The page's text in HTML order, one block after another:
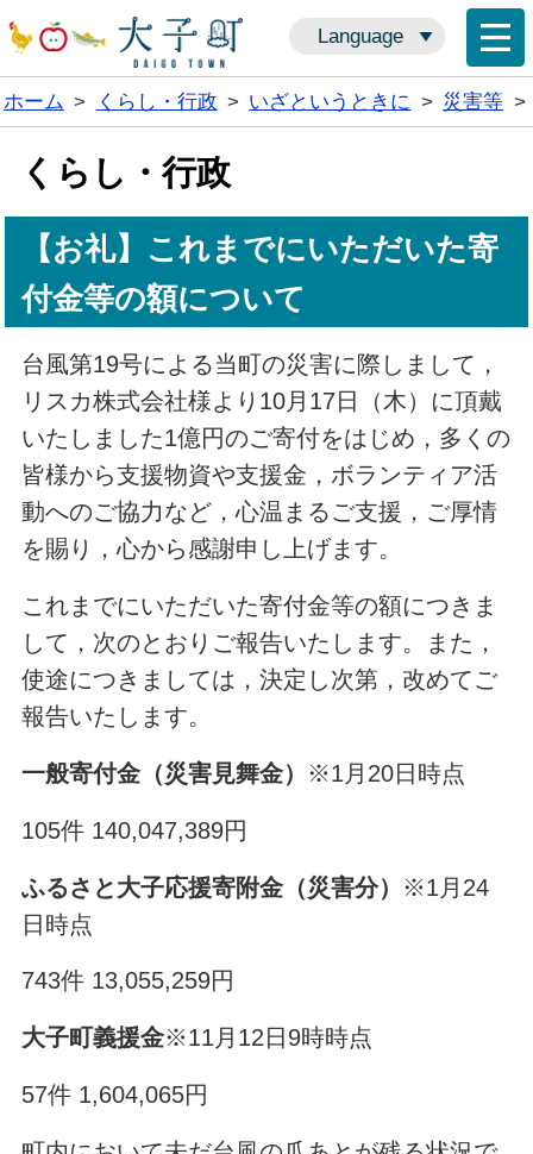
Language
ホーム > くらし・行政 > いざというときに > 災害等 >
くらし・行政
【お礼】これまでにいただいた寄
付金等の額について
台風第19号による当町の災害に際しまして，
リスカ株式会社様より10月17日（木）に頂戴
いたしました1億円のご寄付をはじめ，多くの
皆様から支援物資や支援金，ボランティア活
動へのご協力など，心温まるご支援，ご厚情
を賜り，心から感謝申し上げます。
これまでにいただいた寄付金等の額につきま
して，次のとおりご報告いたします。また，
使途につきましては，決定し次第，改めてご
報告いたします。
一般寄付金（災害見舞金） ※1月20日時点
105件 140,047,389円
ふるさと大子応援寄附金（災害分）
※1月24
日時点
743件 13,055,259円
大子町義援金※11月12日9時時点
57件 1,604,065円